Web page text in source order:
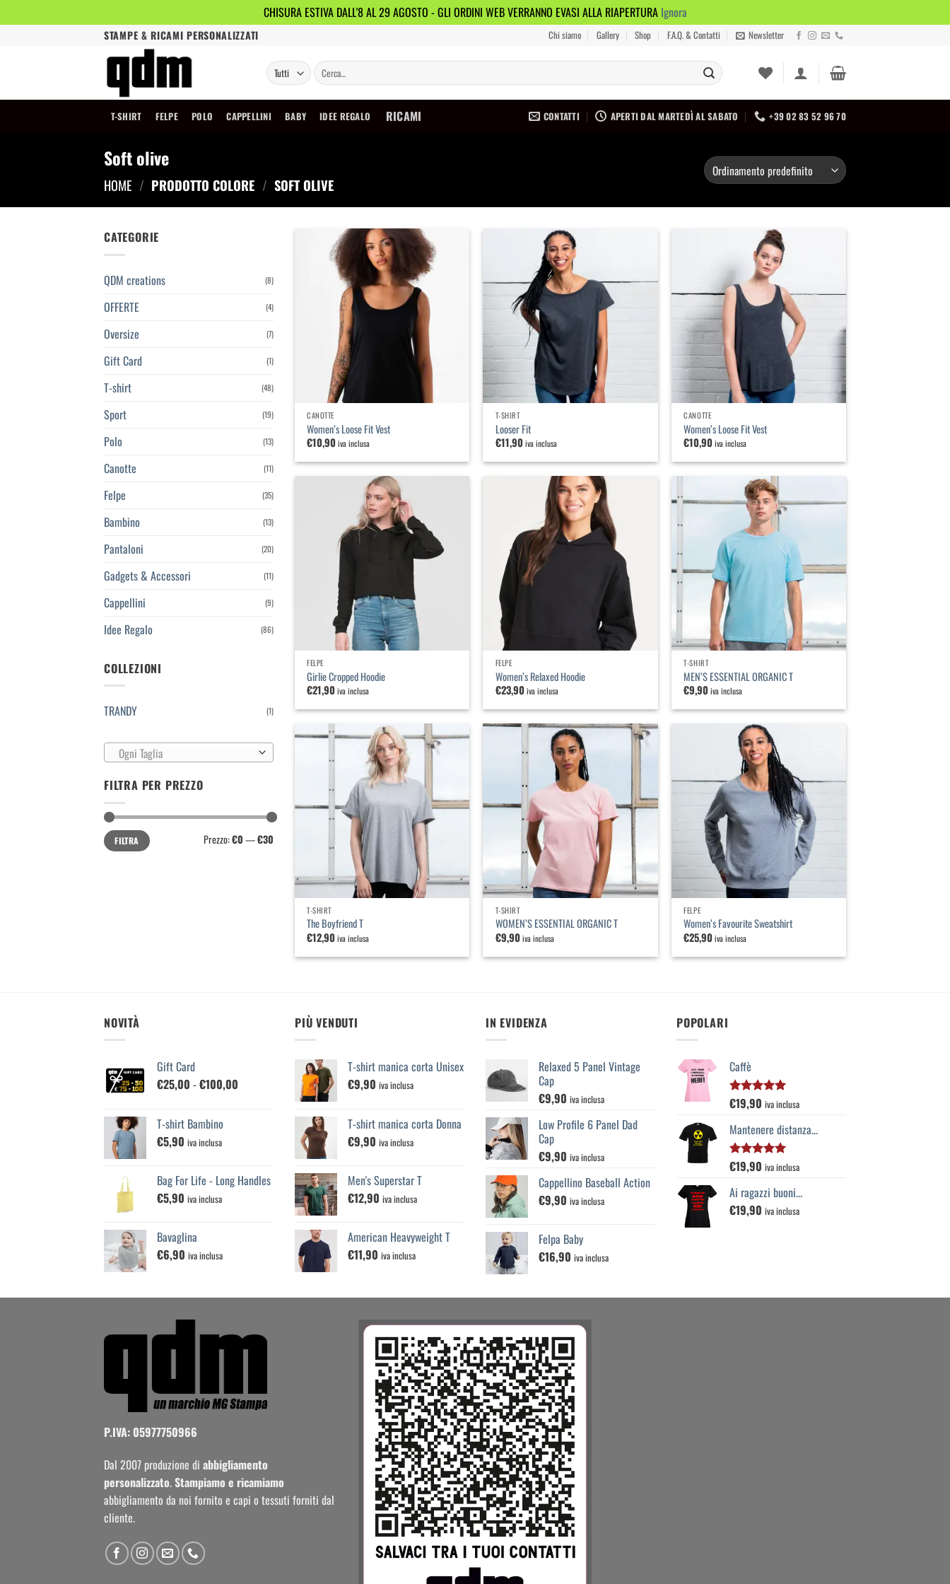
CHISURA ESTIVA DALL'8 AL 29 AGOSTO - GLI ORDINI WEB VERRANNO EVASI ALLA RIAPERTURA Ignora
STAMPE & RICAMI PERSONALIZZATI Chi siamo Gallery Shop F.A.Q. & Contatti Newsletter
Cerca:
T-SHIRT FELPE POLO CAPPELLINI BABY IDEE REGALO RICAMI CONTATTI APERTI DAL MARTEDÌ AL SABATO +39 02 83 52 96 70
Soft olive
HOME / PRODOTTO COLORE / SOFT OLIVE
CATEGORIE
QDM creations (8)
OFFERTE (4)
Oversize (7)
Gift Card (1)
T-shirt (48)
Sport (19)
Polo (13)
Canotte (11)
Felpe (35)
Bambino (13)
Pantaloni (20)
Gadgets & Accessori (11)
Cappellini (9)
Idee Regalo (86)
COLLEZIONI
TRANDY (1)
Ogni Taglia
FILTRA PER PREZZO
Prezzo
Min
Prezzo
MaxFILTRA Prezzo:€0—€30
Aggiungi
CANOTTE
Women’s Loose Fit Vest
€10,90iva inclusa
lista dei
T-SHIRT
Looser Fit
€11,90iva inclusa
desideri
CANOTTE
Women’s Loose Fit Vest
€10,90iva inclusa
lista dei
desideri
FELPE
Girlie Cropped Hoodie
€21,90iva inclusa
FELPE
Women’s Relaxed Hoodie
€23,90iva inclusa
T-SHIRT
MEN’S ESSENTIAL ORGANIC T
€9,90iva inclusa
T-SHIRT
The Boyfriend T
€12,90iva inclusa
alla
lista dei
desideri
T-SHIRT
WOMEN’S ESSENTIAL ORGANIC T
€9,90iva inclusa
lista dei
FELPE
Women’s Favourite Sweatshirt
€25,90iva inclusa
NOVITÀ
Gift Card
€25,00 -€100,00
€100,00
T-shirt Bambino
€5,90 iva inclusa
Bag For Life - Long Handles
€5,90 iva inclusa
Bavaglina
€6,90 iva inclusa
PIÙ VENDUTI
T-shirt manica corta Unisex
€9,90 iva inclusa
T-shirt manica corta Donna
€9,90 iva inclusa
Men's Superstar T
€12,90 iva inclusa
American Heavyweight T
€11,90 iva inclusa
IN EVIDENZA
Relaxed 5 Panel Vintage
Cap
€9,90 iva inclusa
Low Profile 6 Panel Dad
Cap
€9,90 iva inclusa
Cappellino Baseball Action
€9,90 iva inclusa
Felpa Baby
€16,90 iva inclusa
POPOLARI
Caffè
Valutato
5.00
€19,90 iva inclusa
Mantenere distanza...
Valutato
5.00
€19,90 iva inclusa
Ai ragazzi buoni...
€19,90 iva inclusa
P.IVA: 05977750966
Dal 2007 produzione di abbigliamento
personalizzato.Stampiamo e ricamiamo
abbigliamento da noi fornito e capi o tessuti forniti dal
cliente.